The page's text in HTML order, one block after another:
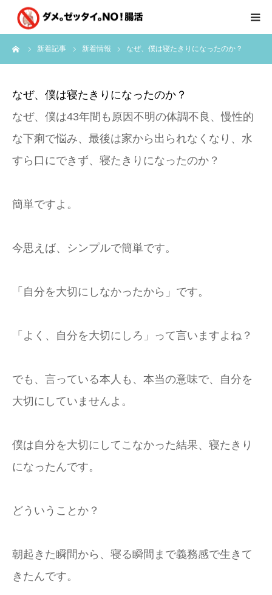
新着記事 新着情報 なぜ、僕は寝たきりになったのか？
なぜ、僕は寝たきりになったのか？
なぜ、僕は43年間も原因不明の体調不良、慢性的
な下痢で悩み、最後は家から出られなくなり、水
すら口にできず、寝たきりになったのか？
簡単ですよ。
今思えば、シンプルで簡単です。
「自分を大切にしなかったから」です。
「よく、自分を大切にしろ」って言いますよね？
でも、言っている本人も、本当の意味で、自分を
大切にしていませんよ。
僕は自分を大切にしてこなかった結果、寝たきり
になったんです。
どういうことか？
朝起きた瞬間から、寝る瞬間まで義務感で生きて
きたんです。
はじめに
個別コンサルのご感想
会員限定お茶会